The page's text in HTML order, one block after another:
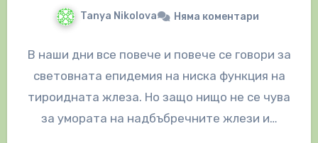
Tanya Nikolova Няма коментари
В наши дни все повече и повече се говори за
световната епидемия на ниска функция на
тироидната жлеза. Но защо нищо не се чува
за умората на надбъбречните жлези и…